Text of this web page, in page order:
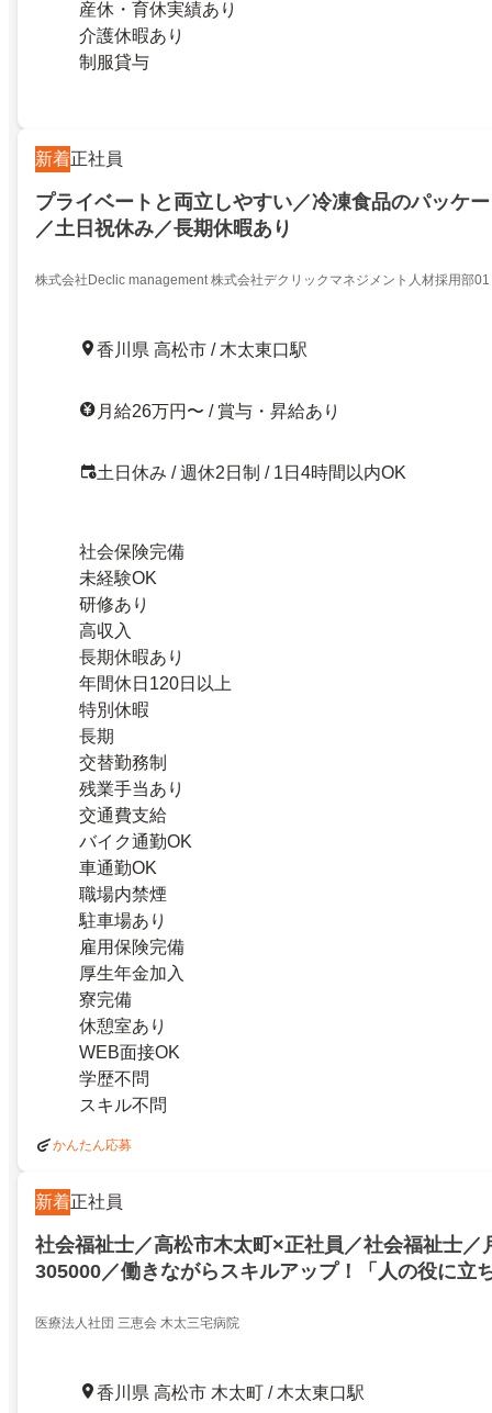
産休・育休実績あり
介護休暇あり
制服貸与
新着正社員
プライベートと両立しやすい／冷凍食品のパッケ
／土日祝休み／長期休暇あり
株式会社Declic management 株式会社デクリックマネジメント人材採用部01
香川県 高松市 / 木太東口駅
月給26万円〜 / 賞与・昇給あり
土日休み / 週休2日制 / 1日4時間以内OK
社会保険完備
未経験OK
研修あり
高収入
長期休暇あり
年間休日120日以上
特別休暇
長期
交替勤務制
残業手当あり
交通費支給
バイク通勤OK
車通勤OK
職場内禁煙
駐車場あり
雇用保険完備
厚生年金加入
寮完備
休憩室あり
WEB面接OK
学歴不問
スキル不問
かんたん応募
新着正社員
社会福祉士／高松市木太町×正社員／社会福祉士／
305000／働きながらスキルアップ！「人の役に立
給200000～305000／働きながらスキルアップ！「
医療法人社団 三恵会 木太三宅病院
香川県 高松市 木太町 / 木太東口駅